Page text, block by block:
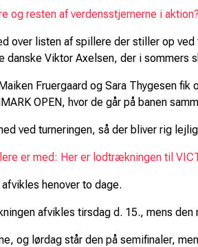
og resten af verdensstjernerne i
over listen af spillere der stiller op
danske Viktor Axelsen, der i
Fruergaard og Sara Thygesen
OPEN, hvor de går på banen
ved turneringen, så der bliver rig
er med: Her er lodtrækningen til
henover to dage.
afvikles tirsdag d. 15., mens
og lørdag står den på semifinaler,